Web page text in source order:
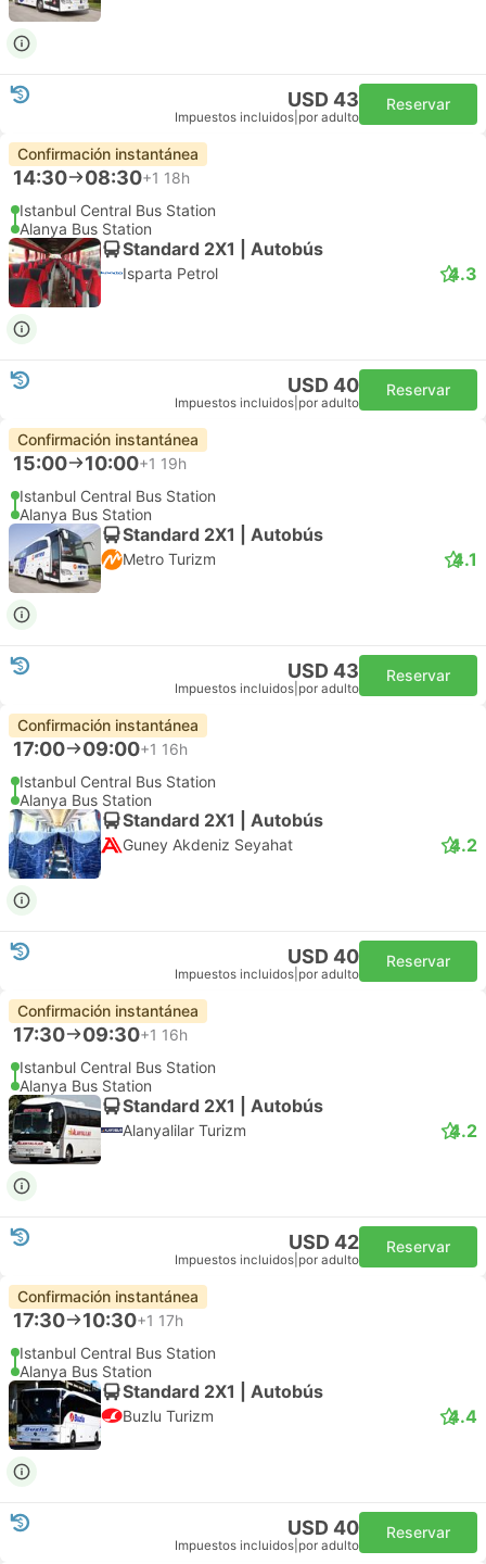
USD 43
Impuestos incluidos por adulto
Reservar
Confirmación instantánea
14:30 08:30+1 18h
Istanbul Central Bus Station
Alanya Bus Station
Standard 2X1 | Autobús
Isparta Petrol 4.3
USD 40
Impuestos incluidos por adulto
Reservar
Confirmación instantánea
15:00 10:00+1 19h
Istanbul Central Bus Station
Alanya Bus Station
Standard 2X1 | Autobús
Metro Turizm 4.1
USD 43
Impuestos incluidos por adulto
Reservar
Confirmación instantánea
17:00 09:00+1 16h
Istanbul Central Bus Station
Alanya Bus Station
Standard 2X1 | Autobús
Guney Akdeniz Seyahat 4.2
USD 40
Impuestos incluidos por adulto
Reservar
Confirmación instantánea
17:30 09:30+1 16h
Istanbul Central Bus Station
Alanya Bus Station
Standard 2X1 | Autobús
Alanyalilar Turizm 4.2
USD 42
Impuestos incluidos por adulto
Reservar
Confirmación instantánea
17:30 10:30+1 17h
Istanbul Central Bus Station
Alanya Bus Station
Standard 2X1 | Autobús
Buzlu Turizm 4.4
USD 40
Impuestos incluidos por adulto
Reservar